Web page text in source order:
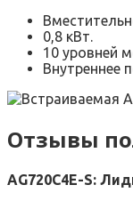
0,8 кВт.
10 уровней
Внутреннее
Отзывы
AG720C4E-S: